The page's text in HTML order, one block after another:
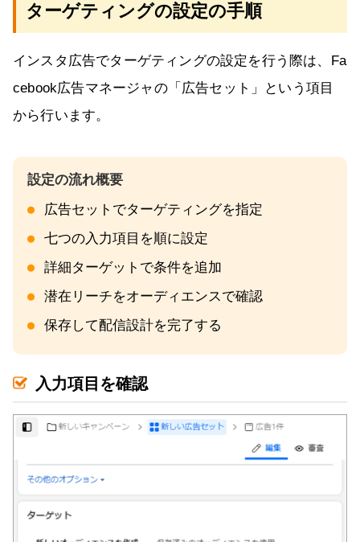
ターゲティングの設定の手順
インスタ広告でターゲティングの設定を行う際は、Fa
cebook広告マネージャの「広告セット」という項目
から行います。
広告セットでターゲティングを指定
七つの入力項目を順に設定
詳細ターゲットで条件を追加
潜在リーチをオーディエンスで確認
保存して配信設計を完了する
入力項目を確認